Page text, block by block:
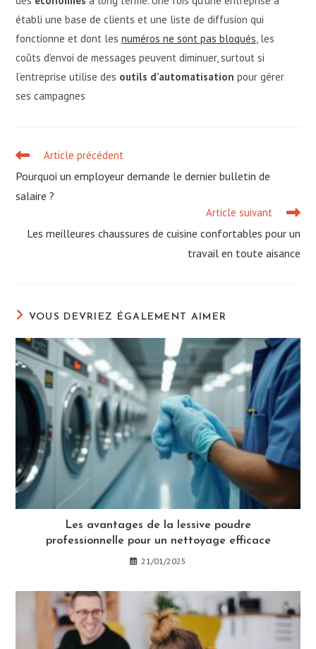
établi une base de clients et une liste de diffusion qui
fonctionne et dont lesnuméros ne sont pas bloqués, les
coûts d’envoi de messages peuvent diminuer, surtout si
l’entreprise utilise des outils d’automatisation pour gérer
ses campagnes
Read
articles
Article précédent
Pourquoi un employeur demande le dernier bulletin de
salaire ?
Article suivant
Les meilleures chaussures de cuisine confortables pour un
travail en toute aisance
VOUS DEVRIEZ ÉGALEMENT AIMER
Les avantages de la lessive poudre
professionnelle pour un nettoyage efficace
21/01/2025